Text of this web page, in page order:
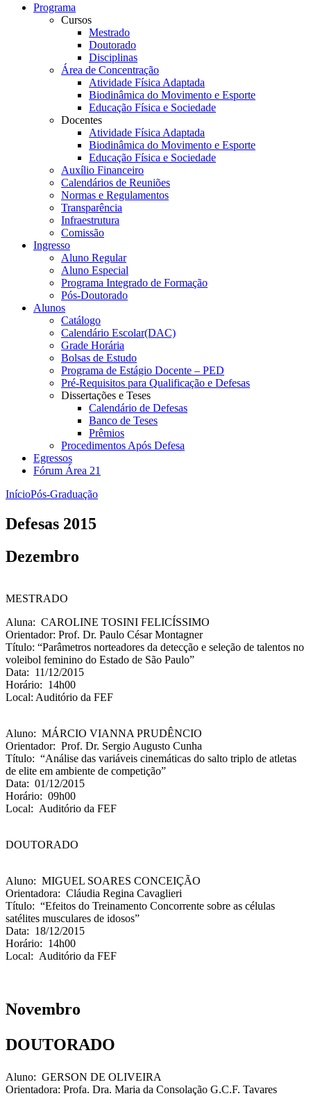
Programa
Cursos
Mestrado
Doutorado
Disciplinas
Área de Concentração
Atividade Física Adaptada
Biodinâmica do Movimento e Esporte
Educação Física e Sociedade
Docentes
Atividade Física Adaptada
Biodinâmica do Movimento e Esporte
Educação Física e Sociedade
Auxílio Financeiro
Calendários de Reuniões
Normas e Regulamentos
Transparência
Infraestrutura
Comissão
Ingresso
Aluno Regular
Aluno Especial
Programa Integrado de Formação
Pós-Doutorado
Alunos
Catálogo
Calendário Escolar(DAC)
Grade Horária
Bolsas de Estudo
Programa de Estágio Docente – PED
Pré-Requisitos para Qualificação e Defesas
Dissertações e Teses
Calendário de Defesas
Banco de Teses
Prêmios
Procedimentos Após Defesa
Egressos
Fórum Área 21
InícioPós-Graduação
Defesas 2015
Dezembro
MESTRADO
Aluna: CAROLINE TOSINI FELICÍSSIMO
Orientador: Prof. Dr. Paulo César Montagner
Título: “Parâmetros norteadores da detecção e seleção de talentos no
voleibol feminino do Estado de São Paulo”
Data: 11/12/2015
Horário: 14h00
Local: Auditório da FEF
Aluno: MÁRCIO VIANNA PRUDÊNCIO
Orientador: Prof. Dr. Sergio Augusto Cunha
Título: “Análise das variáveis cinemáticas do salto triplo de atletas
de elite em ambiente de competição”
Data: 01/12/2015
Horário: 09h00
Local: Auditório da FEF
DOUTORADO
Aluno: MIGUEL SOARES CONCEIÇÃO
Orientadora: Cláudia Regina Cavaglieri
Título: “Efeitos do Treinamento Concorrente sobre as células
satélites musculares de idosos”
Data: 18/12/2015
Horário: 14h00
Local: Auditório da FEF
Novembro
DOUTORADO
Aluno: GERSON DE OLIVEIRA
Orientadora: Profa. Dra. Maria da Consolação G.C.F. Tavares